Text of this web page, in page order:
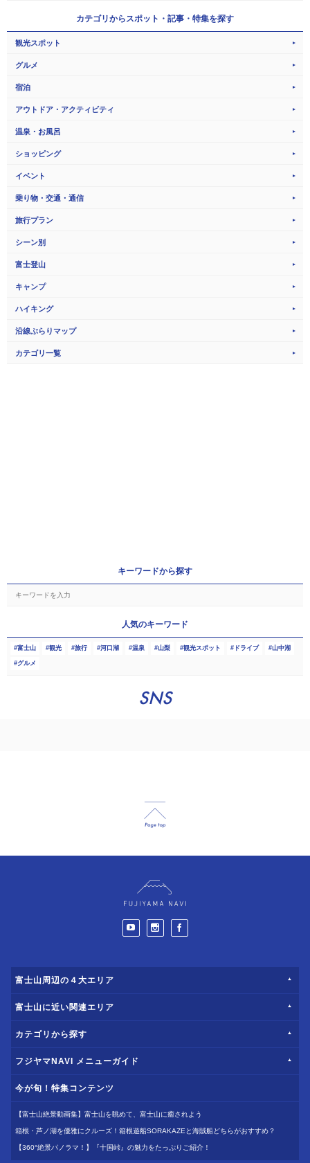
カテゴリからスポット・記事・特集を探す
観光スポット
グルメ
宿泊
アウトドア・アクティビティ
温泉・お風呂
ショッピング
イベント
乗り物・交通・通信
旅行プラン
シーン別
富士登山
キャンプ
ハイキング
沿線ぶらりマップ
カテゴリ一覧
キーワードから探す
人気のキーワード
富士山 観光 旅行 河口湖 温泉 山梨 観光スポット ドライブ 山中湖
グルメ
SNS
富士山周辺の４大エリア
富士山に近い関連エリア
カテゴリから探す
フジヤマNAVI メニューガイド
今が旬！特集コンテンツ
【富士山絶景動画集】富士山を眺めて、富士山に癒されよう
箱根・芦ノ湖を優雅にクルーズ！箱根遊船SORAKAZEと海賊船どちらがおすすめ？
【360°絶景パノラマ！】『十国峠』の魅力をたっぷりご紹介！